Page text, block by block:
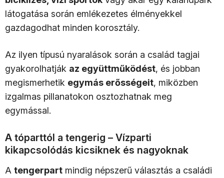
látogatása során emlékezetes élményekkel
gazdagodhat minden korosztály.
Az ilyen típusú nyaralások során a család tagjai
gyakorolhatják az együttműködést, és jobban
megismerhetik egymás erősségeit, miközben
izgalmas pillanatokon osztozhatnak meg
egymással.
A tóparttól a tengerig – Vízparti
kikapcsolódás kicsiknek és nagyoknak
A tengerpart mindig népszerű választás a családi